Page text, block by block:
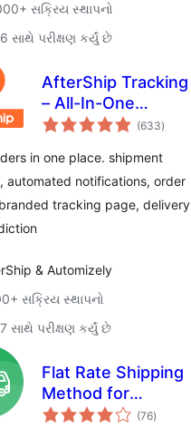
સક્રિય સ્થાપનો
સાથે પરીક્ષણ કર્યું છે
AfterShip Tracking
– All-In-One
WooCommerce
(Free plan
available)
(633કુલ
રેટિંગ્સ
)
in one place. shipment
automated notifications, order
tracking page, delivery
& Automizely
સક્રિય સ્થાપનો
સાથે પરીક્ષણ કર્યું છે
Flat Rate Shipping
Method for
WooCommerce
(76કુલ
રેટિંગ્સ
)